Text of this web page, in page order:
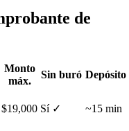
de
Monto
máx.
Sin buró Depósito
$19,000 Sí ✓ ~15 min